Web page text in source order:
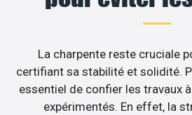
La charpente reste cruciale
certifiant sa stabilité et solidité.
essentiel de confier les travaux
expérimentés. En effet, la